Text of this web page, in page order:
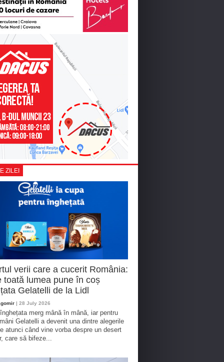
ZILEI
verii care a cucerit România:
toată lumea pune în coș
Gelatelli de la Lidl
| 28 July 2026
merg mână în mână, iar pentru
Gelatelli a devenit una dintre alegerile
atunci când vine vorba despre un desert
care să bifeze...